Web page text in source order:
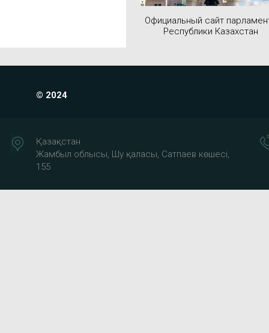
Официальный сайт
Республики Казахстан
© 2024
Қазақстан
Жамбыл облысы, Шу қаласы, Сатпаев көшесі,
155